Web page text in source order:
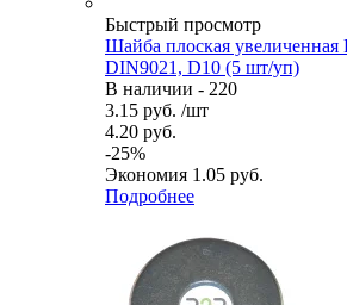
Быстрый просмотр
Шайба плоская увеличенная
DIN9021, D10 (5 шт/уп)
В наличии - 220
3.15 руб. /шт
4.20 руб.
-25%
Экономия 1.05 руб.
Подробнее